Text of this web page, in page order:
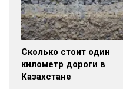
Сколько стоит один
километр дороги в
Казахстане